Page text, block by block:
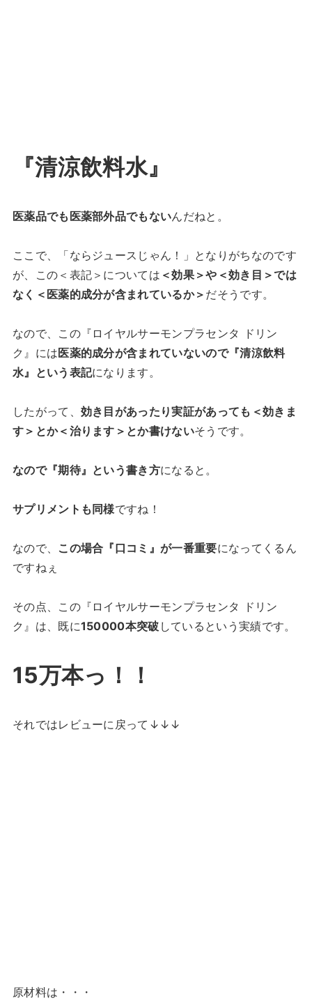
『清涼飲料水』
医薬品でも医薬部外品でもないんだねと。
ここで、「ならジュースじゃん！」となりがちなのです
が、この＜表記＞については ＜効果＞や＜効き目＞では
なく＜医薬的成分が含まれているか＞ だそうです。
なので、この『ロイヤルサーモンプラセンタ ドリン
ク』には医薬的成分が含まれていないので『清涼飲料
水』という表記になります。
したがって、 効き目があったり実証があっても＜効きま
す＞とか＜治ります＞とか書けないそうです。
なので『期待』という書き方になると。
サプリメントも同様ですね！
なので、 この場合『口コミ』が一番重要になってくるん
ですねぇ
その点、この『ロイヤルサーモンプラセンタ ドリン
ク』は、既に150000本突破 しているという実績です。
15万本っ！！
それではレビューに戻って↓↓↓
原材料は・・・